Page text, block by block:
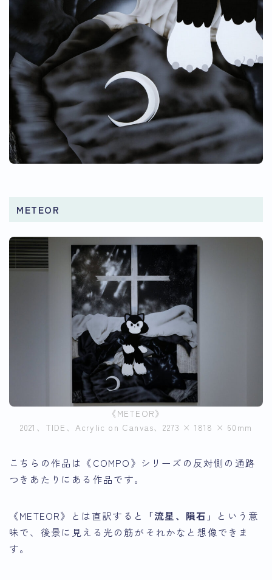
METEOR
《METEOR》
2021、TIDE、Acrylic on Canvas、2273 × 1818 × 60mm
こちらの作品は《COMPO》シリーズの反対側の通路
つきあたりにある作品です。
《METEOR》とは直訳すると 「流星、隕石」
という意
味で、後景に見える光の筋がそれかなと想像できま
す。